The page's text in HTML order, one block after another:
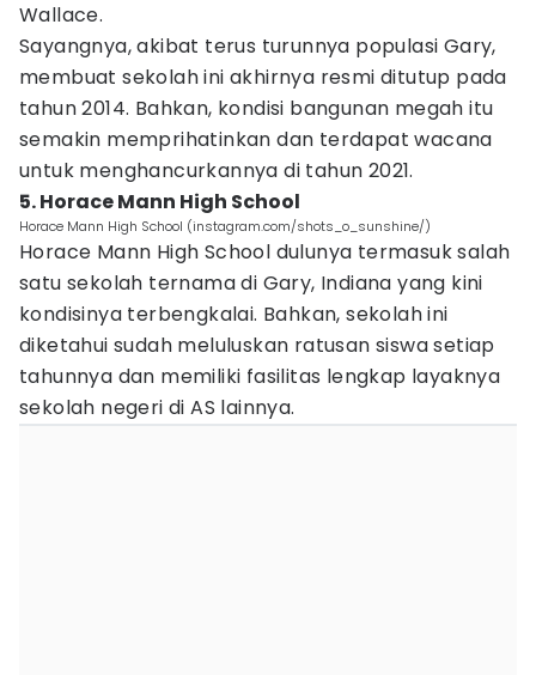
Wallace.
Sayangnya, akibat terus turunnya populasi Gary,
membuat sekolah ini akhirnya resmi ditutup pada
tahun 2014. Bahkan, kondisi bangunan megah itu
semakin memprihatinkan dan terdapat wacana
untuk menghancurkannya di tahun 2021.
5. Horace Mann High School
Horace Mann High School (instagram.com/shots_o_sunshine/)
Horace Mann High School dulunya termasuk salah
satu sekolah ternama di Gary, Indiana yang kini
kondisinya terbengkalai. Bahkan, sekolah ini
diketahui sudah meluluskan ratusan siswa setiap
tahunnya dan memiliki fasilitas lengkap layaknya
sekolah negeri di AS lainnya.